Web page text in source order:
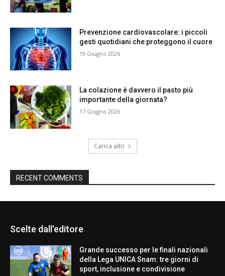
Prevenzione cardiovascolare: i piccoli
gesti quotidiani che proteggono il cuore
19 Giugno 2026
La colazione è davvero il pasto più
importante della giornata?
17 Giugno 2026
Carica altri
RECENT COMMENTS
Scelte dall'editore
Grande successo per le finali nazionali
della Lega UNICA Snam: tre giorni di
sport, inclusione e condivisione